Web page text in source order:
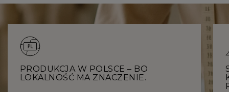
PRODUKCJA W POLSCE – BO
LOKALNOŚĆ MA ZNACZENIE.